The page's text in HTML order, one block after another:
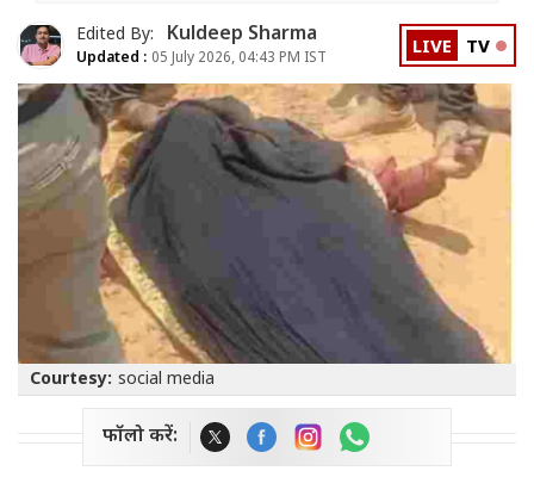
Edited By: Kuldeep Sharma
Updated : 05 July 2026, 04:43 PM IST LIVE TV
Courtesy: social media
फॉलो करें: